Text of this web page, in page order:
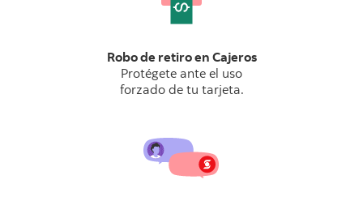
Robo de retiro en Cajeros
Protégete ante el uso
forzado de tu tarjeta.